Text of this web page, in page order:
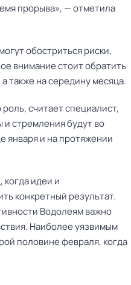
прорыва», — отметила
обостриться риски,
внимание стоит обратить
также на середину месяца.
считает специалист,
и стремления будут во
января и на протяжении
идеи и
конкретный результат.
Водолеям важно
Наиболее уязвимым
половине февраля, когда